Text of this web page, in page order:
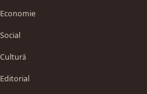
Economie
Social
Cultură
Editorial